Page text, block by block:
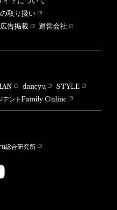
取り扱い
広告掲載
運営会社
dancyu
STYLE
デントFamily Online
総合研究所